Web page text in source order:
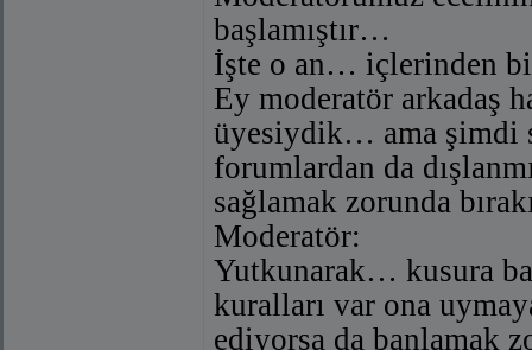
başlamıştır…
İşte o an… içlerinden
Ey moderatör arkadaş
üyesiydik… ama şimdi
forumlardan da
sağlamak zorunda
Moderatör:
Yutkunarak… kusura
kuralları var ona
ediyorsa da banlamak